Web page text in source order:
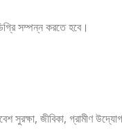
সম্পন্ন করতে হবে।
সুরক্ষা, জীবিকা, গ্রামীণ